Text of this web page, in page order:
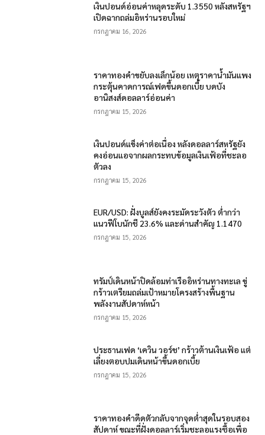
เงินปอนด์อ่อนค่าหลุดระดับ 1.3550 หลังสหรัฐฯ
เปิดฉากถล่มอิหร่านรอบใหม่
กรกฎาคม 16, 2026
ราคาทองคำขยับลงเล็กน้อย เหตุราคาน้ำมันแพง
กระตุ้นคาดการณ์เฟดขึ้นดอกเบี้ย บดบัง
อานิสงส์ดอลลาร์อ่อนค่า
กรกฎาคม 15, 2026
เงินปอนด์แข็งค่าต่อเนื่อง หลังดอลลาร์สหรัฐยัง
คงอ่อนแอจากผลกระทบข้อมูลเงินเฟ้อที่ชะลอ
ตัวลง
กรกฎาคม 15, 2026
EUR/USD: ฝั่งบูลส์ยังคงระมัดระวังตัว ต่ำกว่า
แนวฟีโบนักชี 23.6% และด่านสำคัญ 1.1470
กรกฎาคม 15, 2026
ทรัมป์เดินหน้าปิดล้อมท่าเรืออิหร่านทางทะเล ขู่
กร้าวเตรียมถล่มเป้าหมายโครงสร้างพื้นฐาน
พลังงานสัปดาห์หน้า
กรกฎาคม 15, 2026
ประธานเฟด ‘เควิน วอร์ช’ กร้าวต้านเงินเฟ้อ แต่
เลี่ยงตอบปมเดินหน้าขึ้นดอกเบี้ย
กรกฎาคม 15, 2026
ราคาทองคำดีดตัวกลับจากจุดต่ำสุดในรอบสอง
สัปดาห์ ขณะที่ฝั่งดอลลาร์เริ่มชะลอแรงซื้อเพื่อ